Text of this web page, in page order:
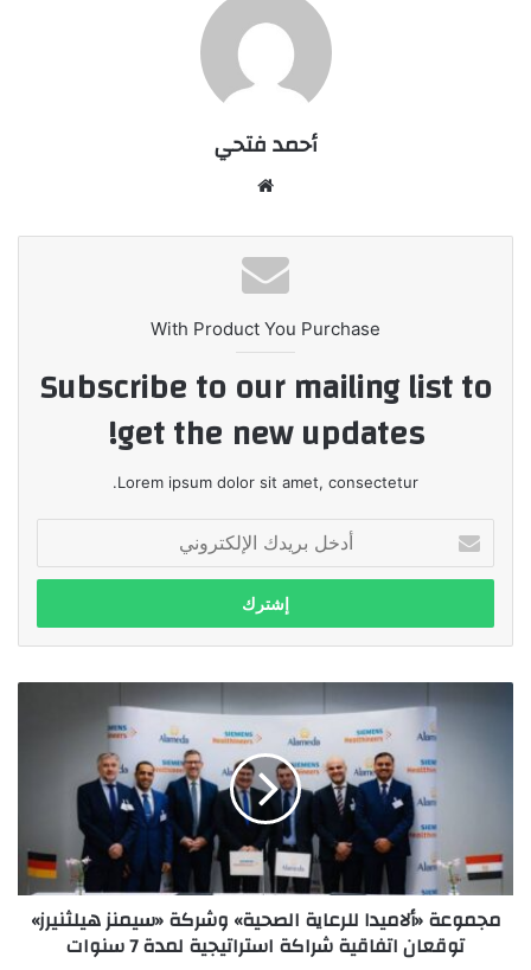
أحمد فتحي
With Product You Purchase
Subscribe to our mailing list to
get the new updates!
Lorem ipsum dolor sit amet, consectetur.
بريدك
الإلكتروني
توقعان
اتفاقية
شراكة
استراتيجية
مجموعة «ألاميدا للرعاية الصحية» وشركة «سيمنز هيلثنيرز»
توقعان اتفاقية شراكة استراتيجية لمدة 7 سنوات